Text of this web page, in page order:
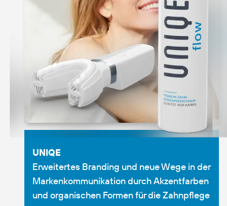
UNIQE
Erweitertes Branding und neue Wege in der
Markenkommunikation durch Akzentfarben
und organischen Formen für die Zahnpflege